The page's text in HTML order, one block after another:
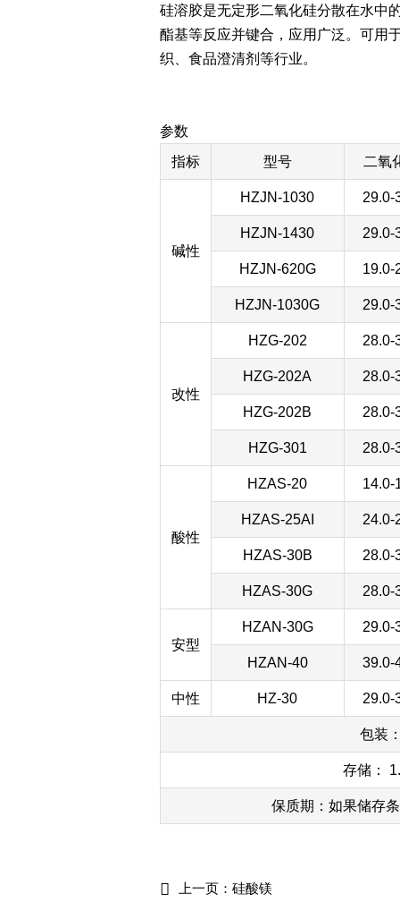
硅溶胶是无定形二氧化硅分散在水中
酯基等反应并键合，应用广泛。可用
织、食品澄清剂等行业。
参数
指标
型号 二氧
碱性
HZJN-1030 29.0-
HZJN-1430 29.0-
HZJN-620G 19.0-
HZJN-1030G 29.0-
改性
HZG-202 28.0-
HZG-202A 28.0-
HZG-202B 28.0-
HZG-301 28.0-
酸性
HZAS-20 14.0-
HZAS-25AI 24.0-
HZAS-30B 28.0-
HZAS-30G 28.0-
安型
HZAN-30G 29.0-
HZAN-40 39.0-
中性 HZ-30 29.0-
包装
存储：
保质期：如果储存
 上一页： 硅酸镁